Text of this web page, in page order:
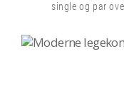
single og par